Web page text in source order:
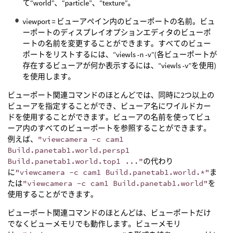
て“world”、“particle”、“texture”。
viewport = ビューアペイン内のビューポートの名前。ビュ
ーポートのディスプレイオプションエディタのビューポ
ートの名前を変更することができます。すべてのビュー
ポートをリストするには、“viewls -n -v”(各ビューポートが
存在するビューアが何か表示するには、“viewls -v”を使用)
を使用します。
ビューポート関連コマンドのほとんどでは、同時に2つ以上の
ビューアを指定することができ、ビューア名にワイルドカー
ドを使用することができます。ビューアの名前を使ってビュ
ーア内のすべてのビューポートを参照することができます。
例えば、
"viewcamera -c cam1
Build.panetab1.world.persp1
Build.panetab1.world.top1 ..."の代わり
に"viewcamera -c cam1 Build.panetab1.world.*" ま
たは"viewcamera -c cam1 Build.panetab1.world"を
使用することができます。
ビューポート関連コマンドのほとんどは、ビューポートだけ
でなくビューメモリでも動作します。ビューメモリ